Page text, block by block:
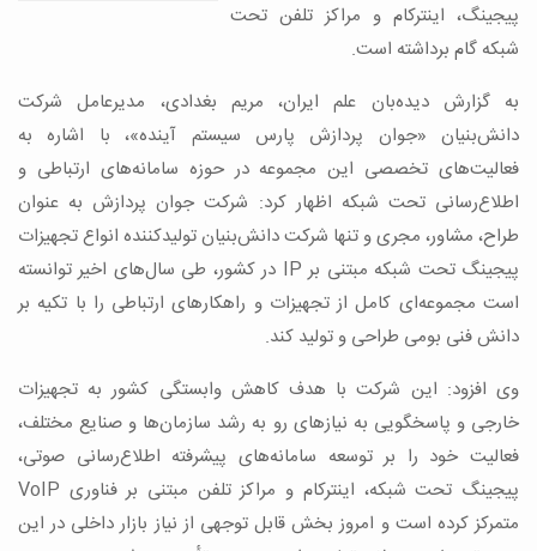
پیجینگ، اینترکام و مراکز تلفن تحت
شبکه گام برداشته است.
به گزارش دیده‌بان علم ایران، مریم بغدادی، مدیرعامل شرکت
دانش‌بنیان «جوان پردازش پارس سیستم آینده»، با اشاره به
فعالیت‌های تخصصی این مجموعه در حوزه سامانه‌های ارتباطی و
اطلاع‌رسانی تحت شبکه اظهار کرد: شرکت جوان پردازش به عنوان
طراح، مشاور، مجری و تنها شرکت دانش‌بنیان تولیدکننده انواع تجهیزات
پیجینگ تحت شبکه مبتنی بر IP در کشور، طی سال‌های اخیر توانسته
است مجموعه‌ای کامل از تجهیزات و راهکارهای ارتباطی را با تکیه بر
دانش فنی بومی طراحی و تولید کند.
وی افزود: این شرکت با هدف کاهش وابستگی کشور به تجهیزات
خارجی و پاسخگویی به نیازهای رو به رشد سازمان‌ها و صنایع مختلف،
فعالیت خود را بر توسعه سامانه‌های پیشرفته اطلاع‌رسانی صوتی،
پیجینگ تحت شبکه، اینترکام و مراکز تلفن مبتنی بر فناوری VoIP
متمرکز کرده است و امروز بخش قابل توجهی از نیاز بازار داخلی در این